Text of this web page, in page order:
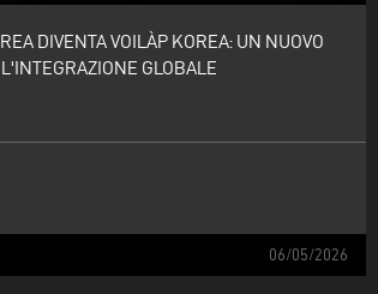
DIVENTA VOILÀP KOREA: UN NUOVO
GLOBALE
06/05/2026